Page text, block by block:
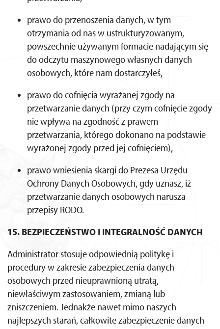
prawo do przenoszenia danych, w tym
otrzymania od nas w ustrukturyzowanym,
powszechnie używanym formacie nadającym się
do odczytu maszynowego własnych danych
osobowych, które nam dostarczyłeś,
prawo do cofnięcia wyrażanej zgody na
przetwarzanie danych (przy czym cofnięcie zgody
nie wpływa na zgodność z prawem
przetwarzania, którego dokonano na podstawie
wyrażonej zgody przed jej cofnięciem),
prawo wniesienia skargi do Prezesa Urzędu
Ochrony Danych Osobowych, gdy uznasz, iż
przetwarzanie danych osobowych narusza
przepisy RODO.
15. BEZPIECZEŃSTWO I INTEGRALNOŚĆ DANYCH
Administrator stosuje odpowiednią politykę i
procedury w zakresie zabezpieczenia danych
osobowych przed nieuprawnioną utratą,
niewłaściwym zastosowaniem, zmianą lub
zniszczeniem. Jednakże nawet mimo naszych
najlepszych starań, całkowite zabezpieczenie danych